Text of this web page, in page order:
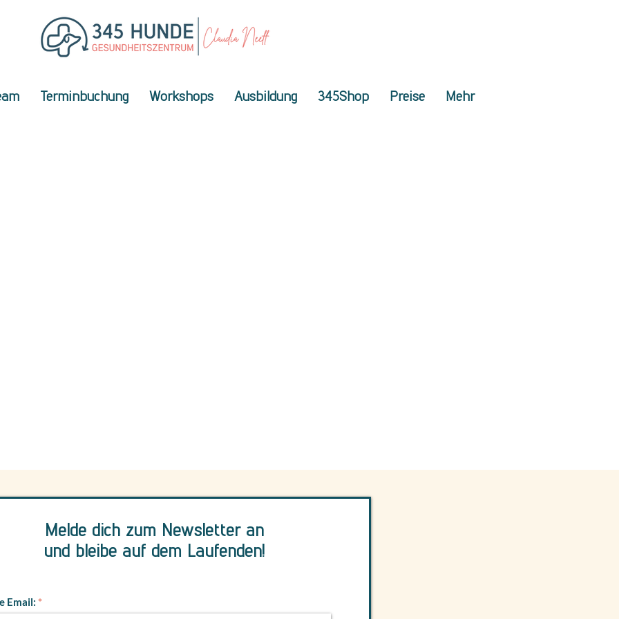
Terminbuchung Workshops Ausbildung 345Shop Preise Mehr
Melde dich zum Newsletter an
und bleibe auf dem Laufenden!
Email: